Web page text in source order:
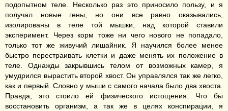
подопытном теле. Несколько раз это приносило пользу, и я
получал новые гены, но они все равно оказывались,
изолированы в теле той мышки, над которой ставили
эксперимент. Через корм тоже ни чего нового не попадало,
только тот же живучий лишайник. Я научился более менее
быстро перестраивать клетки и даже менять их положение в
теле. Однажды закрывшись телом от возможных камер, я
умудрился вырастить второй хвост. Он управлялся так же легко,
как и первый. Словно у мыши с самого начала было два хвоста.
Правда, это стоило ей физического истощения. Что бы
восстановить организм, а так же в целях конспирации, я